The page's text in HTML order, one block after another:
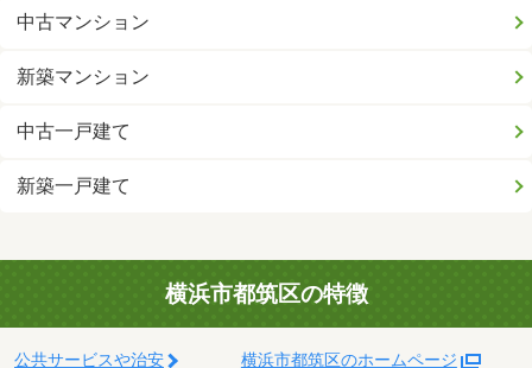
中古マンション
新築マンション
中古一戸建て
新築一戸建て
横浜市都筑区の特徴
公共サービスや治安 横浜市都筑区のホームページ